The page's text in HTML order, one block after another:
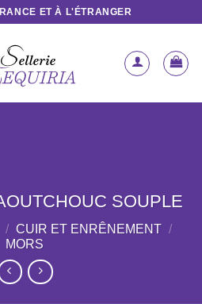
ET À L'ÉTRANGER
SOUPLE
/ CUIR ET ENRÊNEMENT /
MORS